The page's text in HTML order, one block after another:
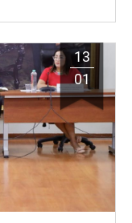
13
01